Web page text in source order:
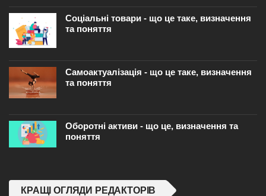
Соціальні товари - що це таке, визначення
та поняття
Самоактуалізація - що це таке, визначення
та поняття
Оборотні активи - що це, визначення та
поняття
КРАЩІ ОГЛЯДИ РЕДАКТОРІВ